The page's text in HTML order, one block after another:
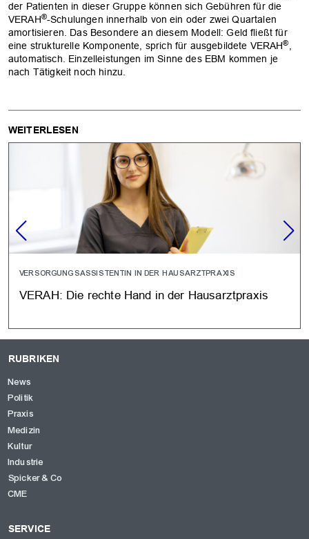
der Patienten in dieser Gruppe können sich Gebühren für die
VERAH®-Schulungen innerhalb von ein oder zwei Quartalen
amortisieren. Das Besondere an diesem Modell: Geld fließt für
eine strukturelle Komponente, sprich für ausgebildete VERAH®,
automatisch. Einzelleistungen im Sinne des EBM kommen je
nach Tätigkeit noch hinzu.
WEITERLESEN
VERSORGUNGSASSISTENTIN IN DER HAUSARZTPRAXIS
VERAH: Die rechte Hand in der Hausarztpraxis
RUBRIKEN
News
Politik
Praxis
Medizin
Kultur
Industrie
Spicker & Co
CME
SERVICE